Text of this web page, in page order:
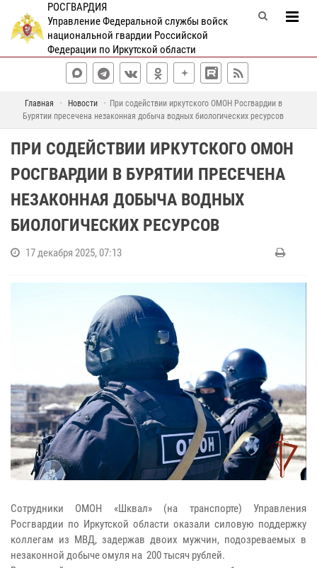
РОСГВАРДИЯ
Управление Федеральной службы войск
национальной гвардии Российской
Федерации по Иркутской области
Главная Новости
При содействии иркутского ОМОН Росгвардии в
Бурятии пресечена незаконная добыча водных биологических ресурсов
ПРИ СОДЕЙСТВИИ ИРКУТСКОГО ОМОН
РОСГВАРДИИ В БУРЯТИИ ПРЕСЕЧЕНА
НЕЗАКОННАЯ ДОБЫЧА ВОДНЫХ
БИОЛОГИЧЕСКИХ РЕСУРСОВ
17 декабря 2025, 07:13
Сотрудники ОМОН «Шквал» (на транспорте) Управления
Росгвардии по Иркутской области оказали силовую поддержку
коллегам из МВД, задержав двоих мужчин, подозреваемых в
незаконной добыче омуля на 200 тысяч рублей.